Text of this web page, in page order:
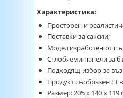
Характеристика:
Просторен и
Поставки за саксии;
Модел изработен от
Сглобяеми панели за
Подходящ избор за
Продукт съобразен с
Размер: 205 х 140 х 119